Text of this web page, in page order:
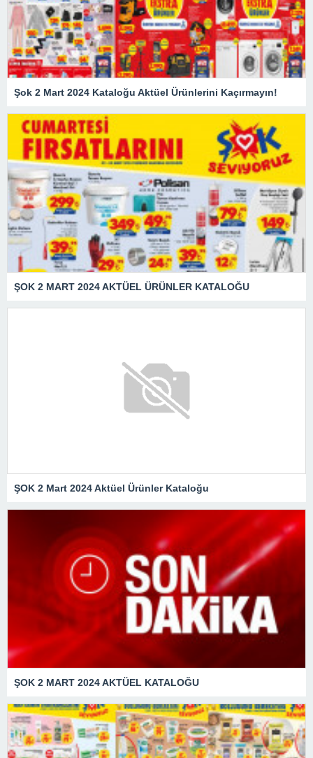
Şok 2 Mart 2024 Kataloğu Aktüel Ürünlerini Kaçırmayın!
ŞOK 2 MART 2024 AKTÜEL ÜRÜNLER KATALOĞU
ŞOK 2 Mart 2024 Aktüel Ürünler Kataloğu
ŞOK 2 MART 2024 AKTÜEL KATALOĞU